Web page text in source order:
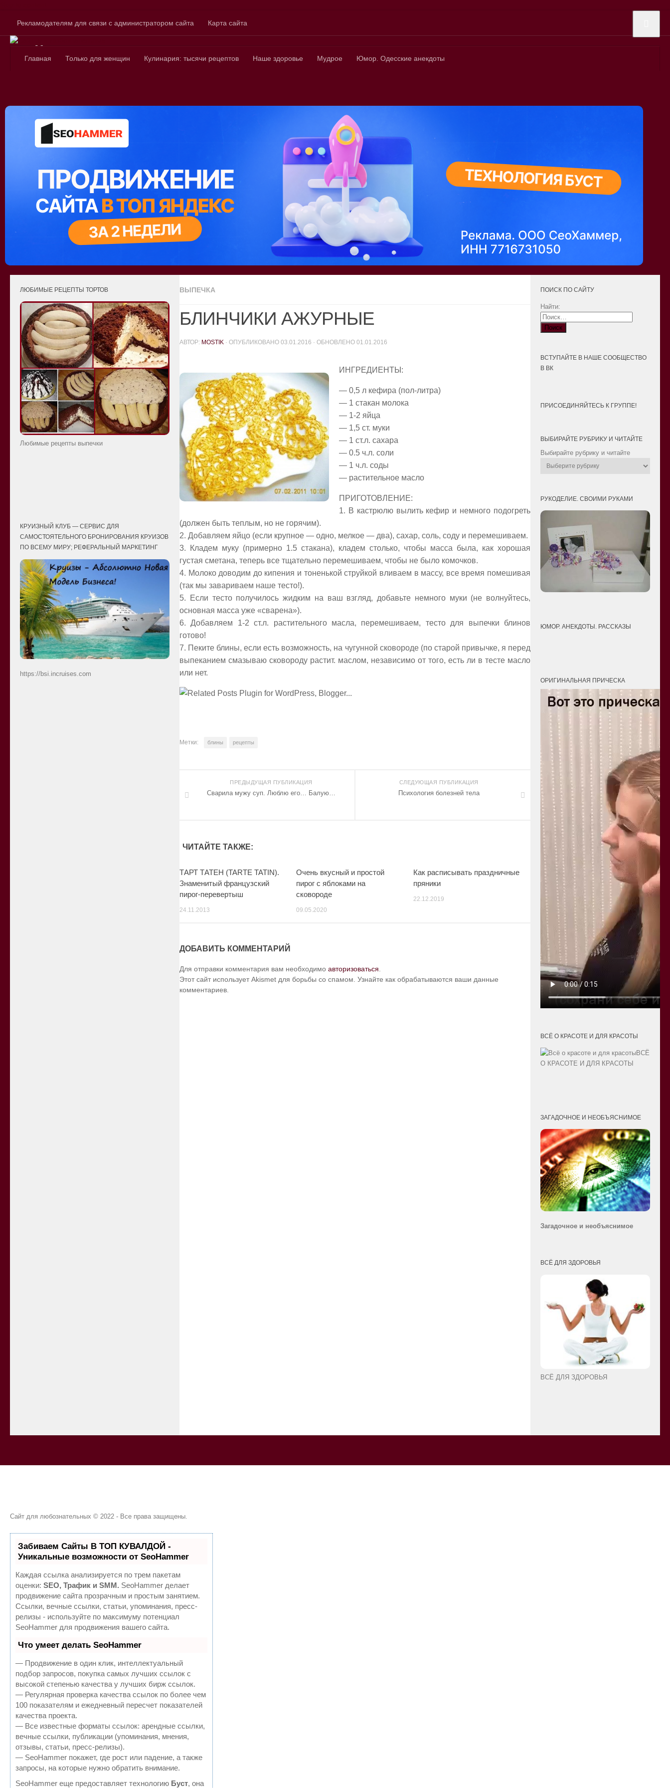
Рекламодателям для связи с администратором сайта Карта сайта
Сайт для любознательных
Главная Только для женщин Кулинария: тысячи рецептов Наше здоровье Мудрое Юмор. Одесские анекдоты
ВЫПЕЧКА
БЛИНЧИКИ АЖУРНЫЕ
АВТОР: MOSTIK · ОПУБЛИКОВАНО 03.01.2016 · ОБНОВЛЕНО 01.01.2016
ИНГРЕДИЕНТЫ:
— 0,5 л кефира (пол-литра)
— 1 стакан молока
— 1-2 яйца
— 1,5 ст. муки
— 1 ст.л. сахара
— 0.5 ч.л. соли
— 1 ч.л. соды
— растительное масло
ПРИГОТОВЛЕНИЕ:
1. В кастрюлю вылить кефир и немного подогреть
(должен быть теплым, но не горячим).
2. Добавляем яйцо (если крупное — одно, мелкое — два), сахар, соль, соду и перемешиваем.
3. Кладем муку (примерно 1.5 стакана), кладем столько, чтобы масса была, как хорошая
густая сметана, теперь все тщательно перемешиваем, чтобы не было комочков.
4. Молоко доводим до кипения и тоненькой струйкой вливаем в массу, все время помешивая
(так мы завариваем наше тесто!).
5. Если тесто получилось жидким на ваш взгляд, добавьте немного муки (не волнуйтесь,
основная масса уже «сварена»).
6. Добавляем 1-2 ст.л. растительного масла, перемешиваем, тесто для выпечки блинов
готово!
7. Пеките блины, если есть возможность, на чугунной сковороде (по старой привычке, я перед
выпеканием смазываю сковороду растит. маслом, независимо от того, есть ли в тесте масло
или нет.
Метки: блины рецепты
СЛЕДУЮЩАЯ ПУБЛИКАЦИЯ
Психология болезней тела
ПРЕДЫДУЩАЯ ПУБЛИКАЦИЯ
Сварила мужу суп. Люблю его… Балую…
ЧИТАЙТЕ ТАКЖЕ:
ТАРТ ТАТЕН (TARTE TATIN).
Знаменитый французский
пирог-перевертыш
24.11.2013
Очень вкусный и простой
пирог с яблоками на
сковороде
09.05.2020
Как расписывать праздничные
пряники
22.12.2019
ДОБАВИТЬ КОММЕНТАРИЙ
Для отправки комментария вам необходимо авторизоваться
Этот сайт использует Akismet для борьбы со спамом. Узнайте как обрабатываются ваши данные
комментариев.
ЛЮБИМЫЕ РЕЦЕПТЫ ТОРТОВ
Любимые рецепты выпечки
КРУИЗНЫЙ КЛУБ — СЕРВИС ДЛЯ
САМОСТОЯТЕЛЬНОГО БРОНИРОВАНИЯ КРУИЗОВ
ПО ВСЕМУ МИРУ; РЕФЕРАЛЬНЫЙ МАРКЕТИНГ
https://bsi.incruises.com
ПОИСК ПО САЙТУ
Найти:
ВСТУПАЙТЕ В НАШЕ СООБЩЕСТВО
В ВК
ПРИСОЕДИНЯЙТЕСЬ К ГРУППЕ!
ВЫБИРАЙТЕ РУБРИКУ И ЧИТАЙТЕ
Выбирайте рубрику и читайте
РУКОДЕЛИЕ. СВОИМИ РУКАМИ
ЮМОР. АНЕКДОТЫ. РАССКАЗЫ
ОРИГИНАЛЬНАЯ ПРИЧЕСКА
ВСЁ О КРАСОТЕ И ДЛЯ КРАСОТЫ
ВСЁ
О КРАСОТЕ И ДЛЯ КРАСОТЫ
ЗАГАДОЧНОЕ И НЕОБЪЯСНИМОЕ
Загадочное и необъяснимое
ВСЁ ДЛЯ ЗДОРОВЬЯ
ВСЁ ДЛЯ ЗДОРОВЬЯ
Сайт для любознательных © 2022 - Все права защищены.
Забиваем Сайты В ТОП КУВАЛДОЙ -
Уникальные возможности от SeoHammer
Каждая ссылка анализируется по трем пакетам
оценки: SEO, Трафик и SMM. SeoHammer делает
продвижение сайта прозрачным и простым занятием.
Ссылки, вечные ссылки, статьи, упоминания, пресс-
релизы - используйте по максимуму потенциал
SeoHammer для продвижения вашего сайта.
Что умеет делать SeoHammer
— Продвижение в один клик, интеллектуальный
подбор запросов, покупка самых лучших ссылок с
высокой степенью качества у лучших бирж ссылок.
— Регулярная проверка качества ссылок по более чем
100 показателям и ежедневный пересчет показателей
качества проекта.
— Все известные форматы ссылок: арендные ссылки,
вечные ссылки, публикации (упоминания, мнения,
отзывы, статьи, пресс-релизы).
— SeoHammer покажет, где рост или падение, а также
запросы, на которые нужно обратить внимание.
SeoHammer еще предоставляет технологию Буст, она